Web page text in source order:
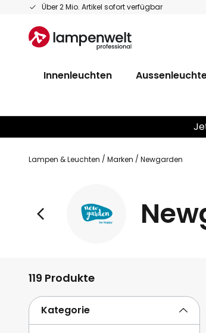
Über 2 Mio. Artikel sofort verfügbar
Zum
springen
Innenleuchten
Lampen & Leuchten Marken Newgarden
Kategorie
119 Produkte